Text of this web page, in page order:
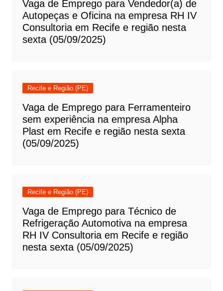
Vaga de Emprego para Vendedor(a) de
Autopeças e Oficina na empresa RH IV
Consultoria em Recife e região nesta
sexta (05/09/2025)
Recife e Região (PE)
Vaga de Emprego para Ferramenteiro
sem experiência na empresa Alpha
Plast em Recife e região nesta sexta
(05/09/2025)
Recife e Região (PE)
Vaga de Emprego para Técnico de
Refrigeração Automotiva na empresa
RH IV Consultoria em Recife e região
nesta sexta (05/09/2025)